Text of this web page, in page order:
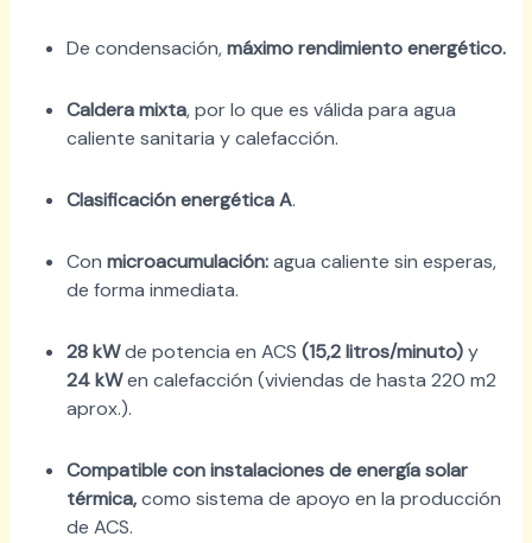
De condensación,máximo rendimiento energético.
Caldera mixta, por lo que es válida para agua
caliente sanitaria y calefacción.
Clasificación energética A.
Con microacumulación:agua caliente sin esperas,
de forma inmediata.
28 kWde potencia en ACS (15,2 litros/minuto)y
24kWen calefacción (viviendas de hasta 220 m2
aprox.).
Compatible con instalaciones de energía solar
térmica,como sistema de apoyo en la producción
de ACS.